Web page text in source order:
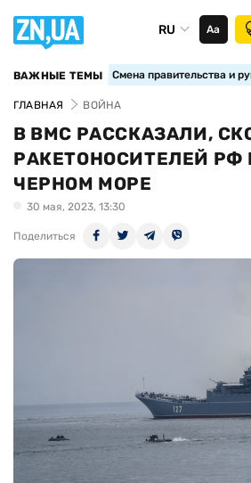
RU Аа
ВАЖНЫЕ ТЕМЫ Смена правительства и
ГЛАВНАЯ ВОЙНА
В ВМС РАССКАЗАЛИ,
РАКЕТОНОСИТЕЛЕЙ РФ
ЧЕРНОМ МОРЕ
30 мая, 2023, 13:30
Поделиться